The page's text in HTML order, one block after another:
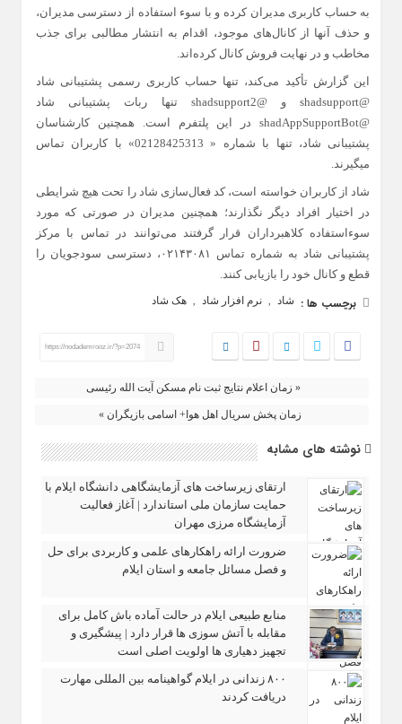
به حساب کاربری مدیران کرده و با سوء استفاده از دسترسی مدیران،
و حذف آنها از کانال‌های موجود، اقدام به انتشار مطالبی برای جذب
مخاطب و در نهایت فروش کانال کرده‌اند.
این گزارش تأکید می‌کند، تنها حساب کاربری رسمی پشتیبانی شاد
@shadsupport و @shadsupport2 تنها ربات پشتیبانی شاد
@shadAppSupportBot در این پلتفرم است. همچنین کارشناسان
پشتیبانی شاد، تنها با شماره « 02128425313» با کاربران تماس
میگیرند.
شاد از کاربران خواسته است، کد فعال‌سازی شاد را تحت هیچ شرایطی
در اختیار افراد دیگر نگذارند؛ همچنین مدیران در صورتی که مورد
سوءاستفاده کلاهبرداران قرار گرفتند می‌توانند در تماس با مرکز
پشتیبانی شاد به شماره تماس ۰۲۱۴۳۰۸۱، دسترسی سودجویان را
قطع و کانال خود را بازیابی کنند.
برچسب ها : شاد , نرم افزار شاد , هک شاد
https://nodademrooz.ir/?p=2074
« زمان اعلام نتایج ثبت نام مسکن آیت الله رئیسی
زمان پخش سریال اهل هوا+ اسامی بازیگران »
نوشته های مشابه
ارتقای زیرساخت‌ های آزمایشگاهی دانشگاه ایلام با
حمایت سازمان ملی استاندارد | آغاز فعالیت
آزمایشگاه مرزی مهران
ضرورت ارائه راهکارهای علمی و کاربردی برای حل
و فصل مسائل جامعه و استان ایلام
منابع طبیعی ایلام در حالت آماده‌ باش کامل برای
مقابله با آتش‌ سوزی‌ ها قرار دارد | پیشگیری و
تجهیز دهیاری‌ ها اولویت اصلی است
۸۰۰ زندانی در ایلام گواهینامه بین‌ المللی مهارت
دریافت کردند